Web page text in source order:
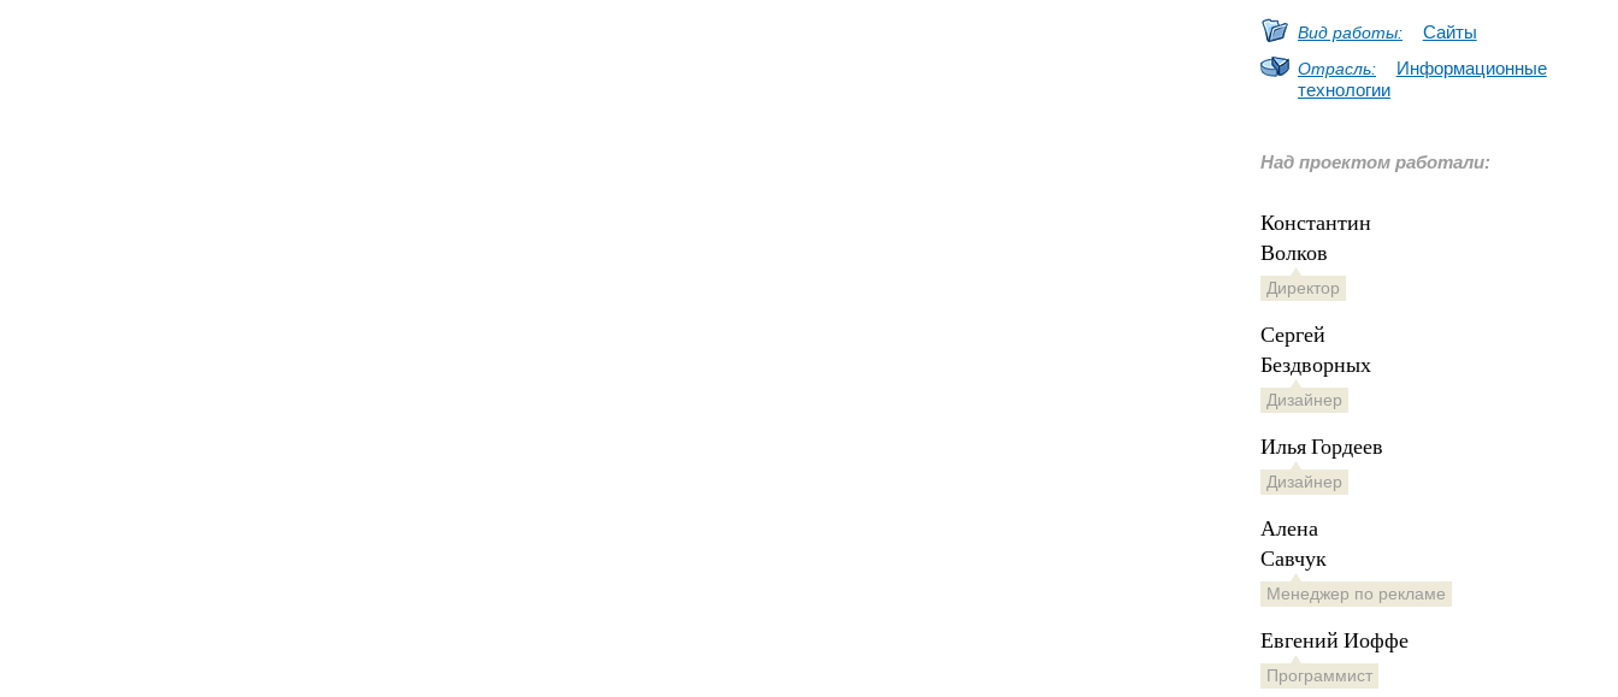
Вид работы: Сайты
Отрасль:
Информационные
технологии
Над проектом работали:
Константин
Волков
Директор
Сергей
Бездворных
Дизайнер
Илья Гордеев
Дизайнер
Алена
Савчук
Менеджер по рекламе
Евгений Иоффе
Программист